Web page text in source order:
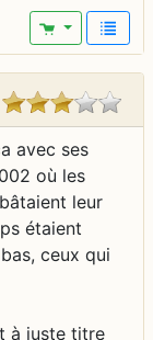
avec ses
où les
leur
étaient
ceux qui
à juste titre